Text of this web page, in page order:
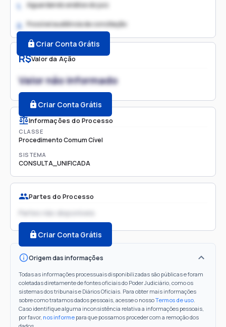
R$Valor da Ação
Valor não informado
Criar Conta Grátis
Informações do Processo
CLASSE
Procedimento Comum Cível
SISTEMA
CONSULTA_UNIFICADA
Partes do Processo
Partes não disponíveis
Criar Conta Grátis
Origem das informações
Todas as informações processuais disponibilizadas são públicas e foram
coletadas diretamente de fontes oficiais do Poder Judiciário, como os
sistemas dos tribunais e Diários Oficiais. Para obter mais informações
sobre como tratamos dados pessoais, acesse o nossoTermos de uso.
Caso identifique alguma inconsistência relativa a informações pessoais,
por favor, nos informe para que possamos proceder com a remoção dos
1. Aguardando análise do juiz
2. Possível audiência de conciliação
Criar Conta Grátis